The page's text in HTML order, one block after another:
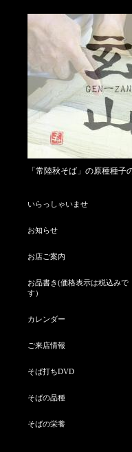
「常陸秋そば」の原種種
いらっしゃいませ
お知らせ
お店ご案内
お品書き(価格表示は税込みで
す）
カレンダー
ご来店情報
そば打ちDVD
そばの品種
そばの栄養